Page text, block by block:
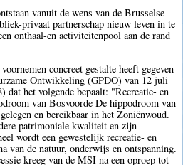
vanuit de wens van de Brusselse
privaat partnerschap nieuw leven in te
onthaal-en activiteitenpool aan de rand
concreet gestalte heeft gegeven
Ontwikkeling (GPDO) van 12 juli
dat het volgende bepaalt: "Recreatie- en
van Bosvoorde De hippodroom van
en bereikbaar in het Zoniënwoud.
patrimoniale kwaliteit en zijn
wordt een gewestelijk recreatie- en
van de natuur, onderwijs en ontspanning.
kreeg van de MSI na een oproep tot